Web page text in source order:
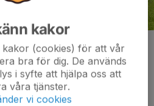
kakor
kakor (cookies) för att vår
bra för dig. De används
i syfte att hjälpa oss att
våra tjänster.
vi cookies